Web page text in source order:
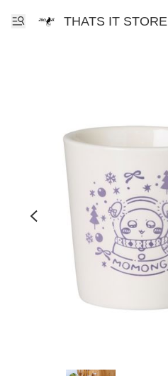
THATS IT STORE